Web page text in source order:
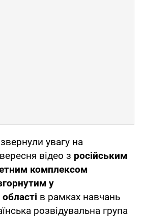
увагу на
відео з російським
комплексом
у
в рамках навчань
розвідувальна група